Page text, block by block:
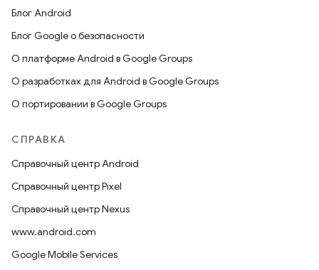
Блог Android
Блог Google о безопасности
О платформе Android в Google Groups
О разработках для Android в Google Groups
О портировании в Google Groups
СПРАВКА
Справочный центр Android
Справочный центр Pixel
Справочный центр Nexus
www.android.com
Google Mobile Services